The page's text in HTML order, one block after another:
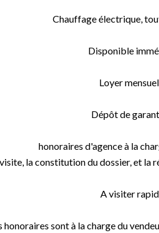
Chauffage électrique,
Disponible
Loyer
Dépôt de
honoraires d'agence à la
la constitution du dossier, et la
A visiter
honoraires sont à la charge du